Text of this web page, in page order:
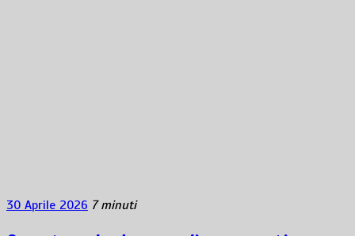
30 Aprile 2026 7 minuti